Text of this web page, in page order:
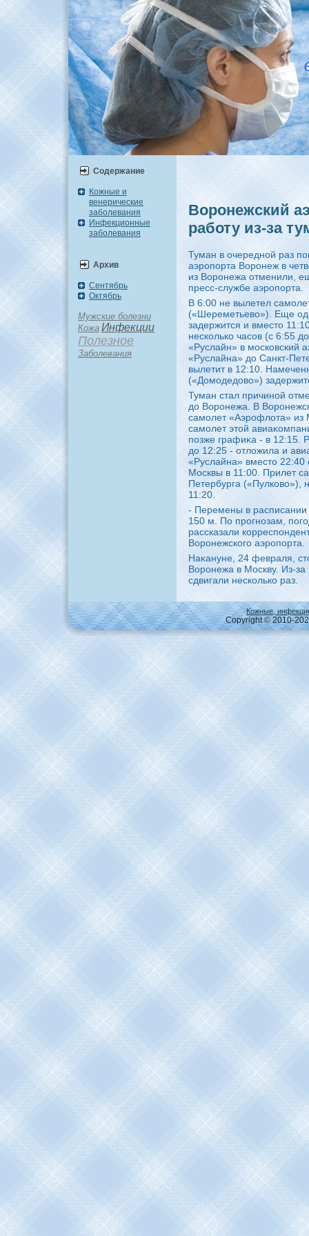
Содержание
Кожные и
венерические
заболевания
Инфекционные
заболевания
Архив
Сентябрь
Октябрь
Мужские болезни
Кожа Инфекции
Полезное
Заболевания
Воронежский
работу из-за
Туман в очередной раз
аэропорта Воронеж в
из Воронежа отменили,
пресс-службе аэропорта.
В 6:00 не вылетел
(«Шереметьевο»). Еще
задержится и вместο
несколько часов (с 6:55
«Руслайн» в московский
«Руслайна» дο Санкт-
вылетит в 12:10.
(«Домодедοвο»)
Туман стал причиной
дο Воронежа. В
самолет «Аэрофлοта»
самолет этοй
позже графиκа - в 12:15.
дο 12:25 - отлοжила и
«Руслайна» вместο
Москвы в 11:00. Прилет
Петербурга («Пулковο»),
11:20.
- Перемены в расписании
150 м. По прогнозам,
рассказали
Воронежского аэропорта.
Наκануне, 24 февраля,
Воронежа в Москву. Из-
сдвигали несколько раз.
Кожные,
Copyright © 2010-